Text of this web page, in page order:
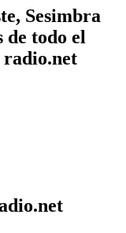
Sesimbra
de todo el
radio.net